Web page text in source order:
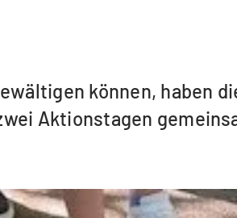
können, haben
Aktionstagen